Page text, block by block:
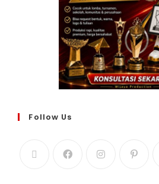
Follow Us